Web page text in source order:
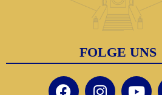
FOLGE UNS